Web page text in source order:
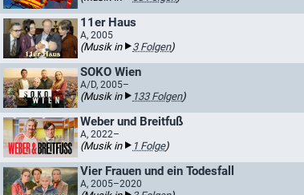
11er Haus
A, 2005
(Musik in 3 Folgen)
SOKO Wien
A/D, 2005–
(Musik in 133 Folgen)
Weber und Breitfuß
A, 2022–
(Musik in 1 Folge)
Vier Frauen und ein Todesfall
A, 2005–2020